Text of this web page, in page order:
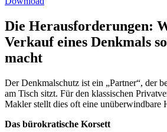
Die Herausforderungen:
Verkauf eines Denkmals
macht
Der Denkmalschutz ist ein „Partner“, der
am Tisch sitzt. Für den klassischen
Makler stellt dies oft eine unüberwindbare
Das bürokratische Korsett